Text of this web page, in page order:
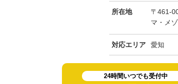
所在地
〒461-
マ・メ
対応エリア 愛知
24時間いつでも受付中